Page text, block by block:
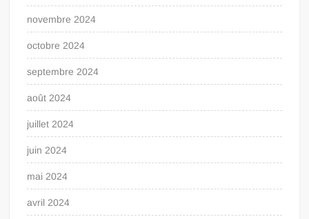
novembre 2024
octobre 2024
septembre 2024
août 2024
juillet 2024
juin 2024
mai 2024
avril 2024